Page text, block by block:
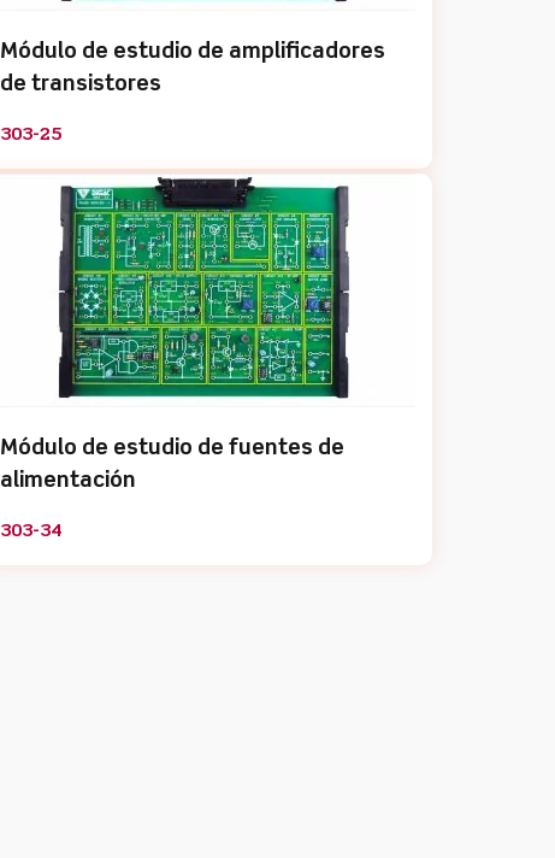
Módulo de estudio de amplificadores
de transistores
303-25
Módulo de estudio de fuentes de
alimentación
303-34